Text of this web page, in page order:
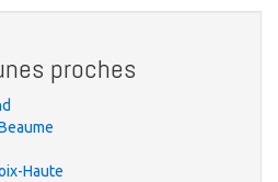
proches
Haute